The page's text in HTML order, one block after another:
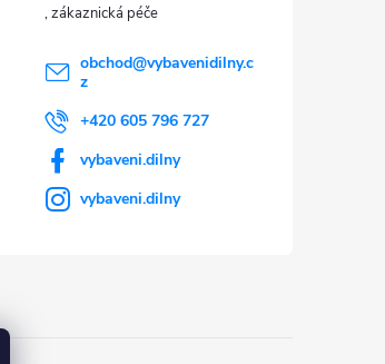
obchod@vybavenidilny.c
z
+420 605 796 727
vybaveni.dilny
vybaveni.dilny